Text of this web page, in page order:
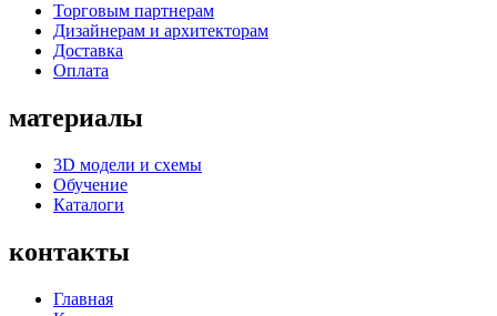
Торговым партнерам
Дизайнерам и архитекторам
Доставка
Оплата
материалы
3D модели и схемы
Обучение
Каталоги
контакты
Главная